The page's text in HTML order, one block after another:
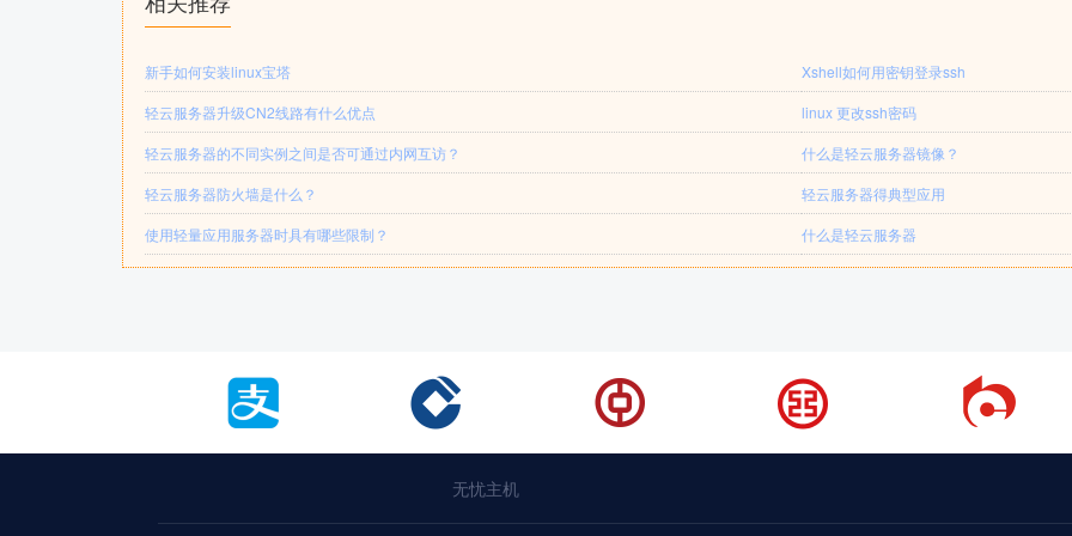
新手如何安装linux宝塔
Xshell如何用密钥登录ssh
轻云服务器升级CN2线路有什么优点
linux 更改ssh密码
轻云服务器的不同实例之间是否可通过内网互访？
什么是轻云服务器镜像？
轻云服务器防火墙是什么？
轻云服务器得典型应用
使用轻量应用服务器时具有哪些限制？
什么是轻云服务器
无忧主机